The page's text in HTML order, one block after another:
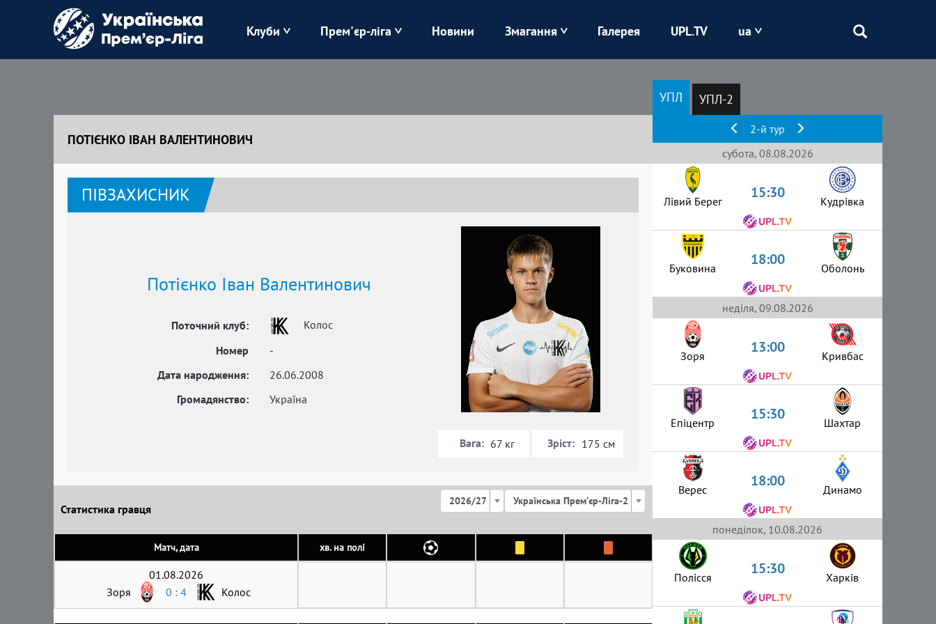
Клуби
Зоря Карпати Колос Кривбас
Оболонь
Полісся
Прем'єр-ліга Новини Змагання Галерея UPL.TV ua
ПОТІЄНКО ІВАН ВАЛЕНТИНОВИЧ
ПІВЗАХИСНИК
Потієнко Іван Валентинович
Поточний клуб:
Колос
Номер
-
Дата народження:
26.06.2008
Громадянство:
Україна
Вага: 67 кг Зріст: 175 см
Статистика гравця
2026/27 Українська Премʼєр-Ліга-2
Матч, дата хв. на полі
01.08.2026
Зоря
0 : 4 Колос
УПЛ УПЛ-2
2-й тур
субота, 08.08.2026
Лівий Берег 15:30 Кудрівка
Буковина 18:00 Оболонь
неділя, 09.08.2026
Зоря 13:00 Кривбас
Епіцентр 15:30 Шахтар
Верес 18:00 Динамо
понеділок, 10.08.2026
Полісся 15:30 Харків